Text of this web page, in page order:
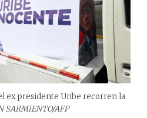
ex presidente Uribe recorren la
SARMIENTO/AFP